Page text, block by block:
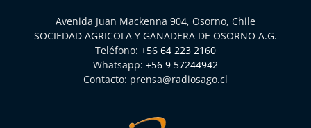
Avenida Juan Mackenna 904, Osorno, Chile
SOCIEDAD AGRICOLA Y GANADERA DE OSORNO A.G.
Teléfono: +56 64 223 2160
Whatsapp: +56 9 57244942
Contacto: prensa@radiosago.cl